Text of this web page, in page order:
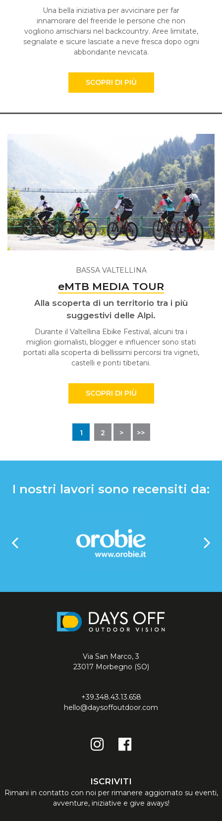
Una bella iniziativa per avvicinare per far
innamorare del freeride le persone che non
vogliono arrischiarsi nel backcountry. Aree limitate,
segnalate e sicure lasciate a neve fresca dopo ogni
abbondante nevicata.
SCOPRI DI PIÙ
BASSA VALTELLINA
eMTB MEDIA TOUR
Alla scoperta di un territorio tra i più
suggestivi delle Alpi.
Durante il Valtellina Ebike Festival, alcuni tra i
migliori giornalisti, blogger e influencer sono stati
portati alla scoperta di bellissimi percorsi tra vigneti,
castelli e ponti tibetani.
SCOPRI DI PIÙ
1 2 > >>
I nostri lavori sono recensiti da:
Via San Marco, 3
23017 Morbegno (SO)
+39.348.43.13.658
hello@daysoffoutdoor.com